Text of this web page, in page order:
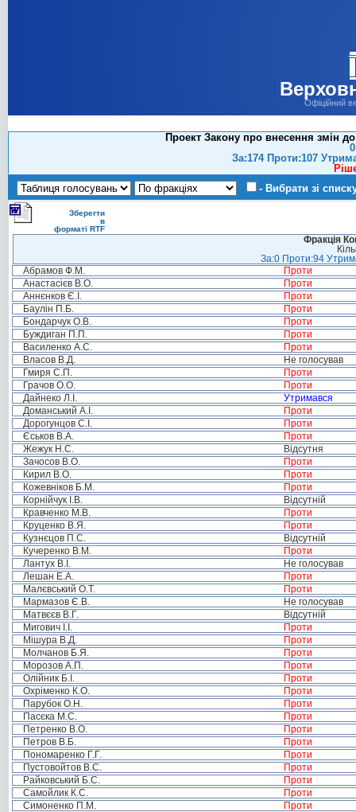
Офіційний
Проект Закону про внесення змін
За:174 Проти:107
- Вибрати зі
Зберегти
в
форматі RTF
Фракція
За:0 Проти:94
Абрамов Ф.М.
Проти
Анастасієв В.О.
Проти
Аннєнков Є.І.
Проти
Баулін П.Б.
Проти
Бондарчук О.В.
Проти
Буждиган П.П.
Проти
Василенко А.С.
Проти
Власов В.Д.
Не голосував
Гмиря С.П.
Проти
Грачов О.О.
Проти
Дайнеко Л.І.
Утримався
Доманський А.І.
Проти
Дорогунцов С.І.
Проти
Єськов В.А.
Проти
Жежук Н.С.
Відсутня
Зачосов В.О.
Проти
Кирил В.О.
Проти
Кожевніков Б.М.
Проти
Корнійчук І.В.
Відсутній
Кравченко М.В.
Проти
Круценко В.Я.
Проти
Кузнєцов П.С.
Відсутній
Кучеренко В.М.
Проти
Лантух В.І.
Не голосував
Лешан Е.А.
Проти
Малєвський О.Т.
Проти
Мармазов Є.В.
Не голосував
Матвєєв В.Г.
Відсутній
Мигович І.І.
Проти
Мішура В.Д.
Проти
Молчанов Б.Я.
Проти
Морозов А.П.
Проти
Олійник Б.І.
Проти
Охріменко К.О.
Проти
Парубок О.Н.
Проти
Пасєка М.С.
Проти
Петренко В.О.
Проти
Петров В.Б.
Проти
Пономаренко Г.Г.
Проти
Пустовойтов В.С.
Проти
Райковський Б.С.
Проти
Самойлик К.С.
Проти
Симоненко П.М.
Проти